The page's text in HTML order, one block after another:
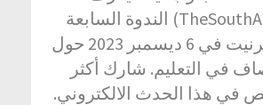
(#TheSouthAlsoKnows) الندوة السابعة
عشر عبر أنترنيت في 6 ديسمبر 2023 حول
في التعليم. شارك أكثر
شخص في هذا الحدث الالكتروني.